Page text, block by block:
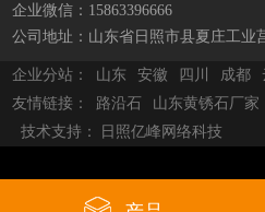
企业微信：15863396666
公司地址：山东省日照市县夏庄工业
企业分站： 山东 安徽 四川 成都
友情链接：
路沿石
山东黄锈石厂家
技术支持：
日照亿峰网络科技